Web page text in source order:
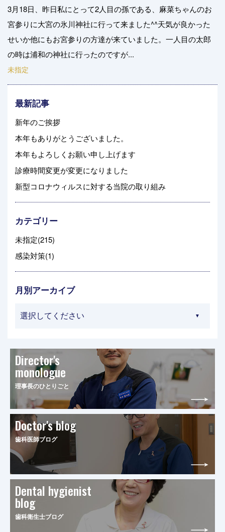
3月18日、昨日私にとって2人目の孫である、麻菜ちゃんのお
宮参りに大宮の氷川神社に行って来ました^^天気が良かった
せいか他にもお宮参りの方達が来ていました。一人目の太郎
の時は浦和の神社に行ったのですが...
未指定
最新記事
新年のご挨拶
本年もありがとうございました。
本年もよろしくお願い申し上げます
診療時間変更が変更になりました
新型コロナウィルスに対する当院の取り組み
カテゴリー
未指定(215)
感染対策(1)
月別アーカイブ
Director's
monologue
理事長のひとりごと
Doctor's blog
歯科医師ブログ
Dental hygienist
blog
歯科衛生士ブログ